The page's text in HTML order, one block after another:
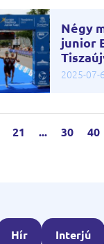
Négy
junior
2025-07-
21 ... 30 40
Hír Interjú